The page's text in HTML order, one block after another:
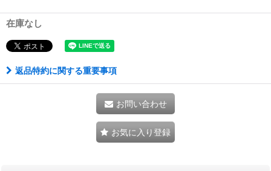
在庫なし
返品特約に関する重要事項
お問い合わせ
お気に入り登録